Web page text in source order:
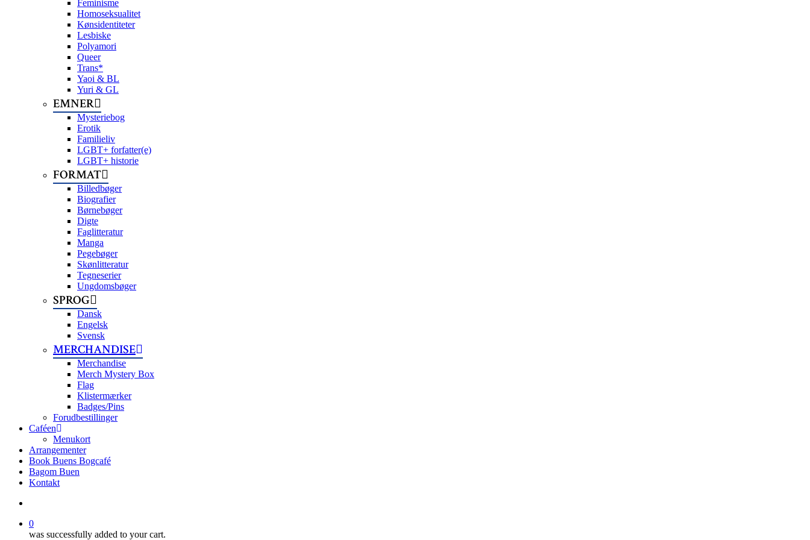
Feminisme
Homoseksualitet
Kønsidentiteter
Lesbiske
Polyamori
Queer
Trans*
Yaoi & BL
Yuri & GL
EMNER
Mysteriebog
Erotik
Familieliv
LGBT+ forfatter(e)
LGBT+ historie
FORMAT
Billedbøger
Biografier
Børnebøger
Digte
Faglitteratur
Manga
Pegebøger
Skønlitteratur
Tegneserier
Ungdomsbøger
SPROG
Dansk
Engelsk
Svensk
MERCHANDISE
Merchandise
Merch Mystery Box
Flag
Klistermærker
Badges/Pins
Forudbestillinger
Caféen
Menukort
Arrangementer
Book Buens Bogcafé
Bagom Buen
Kontakt
0
was successfully added to your cart.